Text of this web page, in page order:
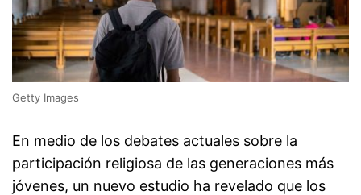
Getty Images
En medio de los debates actuales sobre la
participación religiosa de las generaciones más
jóvenes, un nuevo estudio ha revelado que los